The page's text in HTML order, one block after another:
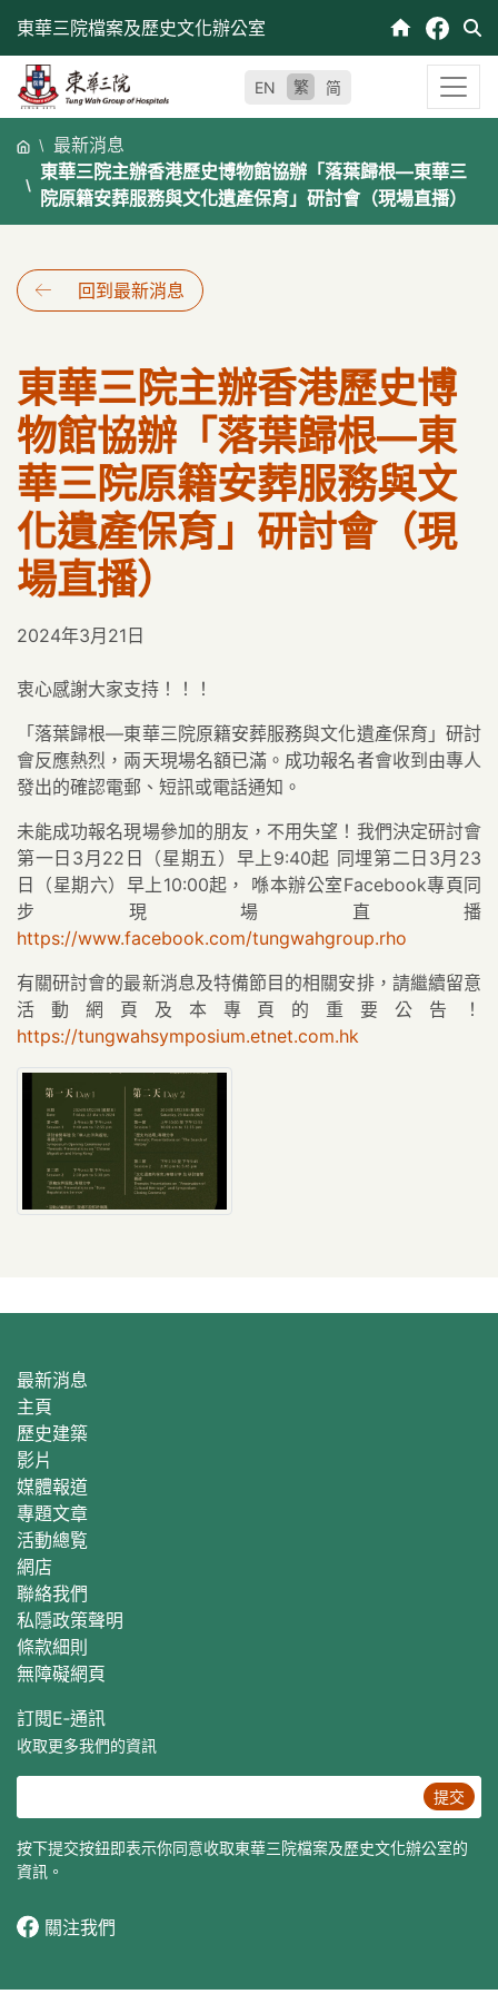
東華三院檔案及歷史文化辦公室
EN 繁 简
最新消息
東華三院主辦香港歷史博物館協辦「落葉歸根—東華三
院原籍安葬服務與文化遺產保育」研討會（現場直播）
回到最新消息
東華三院主辦香港歷史博
物館協辦「落葉歸根—東
華三院原籍安葬服務與文
化遺產保育」研討會（現
場直播）
2024年3月21日
衷心感謝大家支持！！！
「落葉歸根—東華三院原籍安葬服務與文化遺產保育」研討
會反應熱烈，兩天現場名額已滿。成功報名者會收到由專人
發出的確認電郵、短訊或電話通知。
未能成功報名現場參加的朋友，不用失望！我們決定研討會
第一日3月22日（星期五）早上9:40起 同埋第二日3月23
日（星期六）早上10:00起， 喺本辦公室Facebook專頁同
步現場直播
https://www.facebook.com/tungwahgroup.rho
有關研討會的最新消息及特備節目的相關安排，請繼續留意
活動網頁及本專頁的重要公告！
https://tungwahsymposium.etnet.com.hk
最新消息
主頁
歷史建築
影片
媒體報道
專題文章
活動總覧
網店
聯絡我們
私隱政策聲明
條款細則
無障礙網頁
訂閱E‐通訊
收取更多我們的資訊
提交
按下提交按鈕即表示你同意收取東華三院檔案及歷史文化辦公室的
資訊。
關注我們